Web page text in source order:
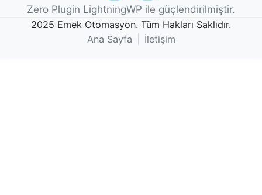
Zero Plugin LightningWP ile güçlendirilmiştir.
2025 Emek Otomasyon. Tüm Hakları Saklıdır.
Ana Sayfa
İletişim